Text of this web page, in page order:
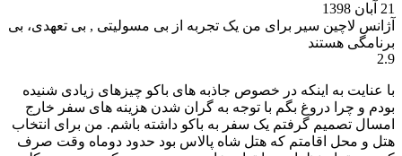
21 آبان 1398
آژانس لاچین سیر برای من یک تجربه از بی مسولیتی , بی تعهدی، بی
برنامگی هستند
2.9
با عنایت به اینکه در خصوص جاذبه های باکو چیزهای زیادی شنیده
بودم و چرا دروغ بگم با توجه به گران شدن هزینه های سفر خارج
امسال تصمیم گرفتم یک سفر به باکو داشته باشم. من برای انتخاب
هتل و محل اقامتم که هتل شاه پالاس بود حدود دوماه وقت صرف